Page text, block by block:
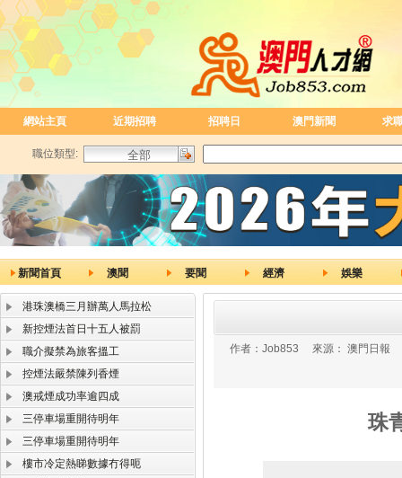
網站主頁 近期招聘 招聘日 澳門新聞 求
職位類型:
新聞首頁 澳聞 要聞 經濟 娛樂
港珠澳橋三月辦萬人馬拉松
新控煙法首日十五人被罰
職介擬禁為旅客搵工
控煙法嚴禁陳列香煙
澳戒煙成功率逾四成
三停車場重開待明年
三停車場重開待明年
樓市冷定熱睇數據冇得呃
作者： Job853 來源： 澳門日報
珠